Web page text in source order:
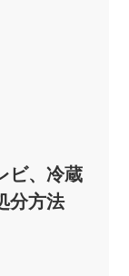
ビ、冷蔵
分方法